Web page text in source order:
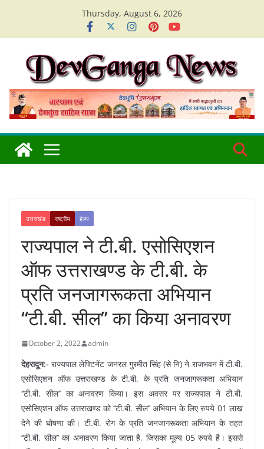
content
Thursday, August 6, 2026
उत्तराखंड राष्ट्रीय हेल्थ
राज्यपाल ने टी.बी. एसोसिएशन
ऑफ उत्तराखण्ड के टी.बी. के
प्रति जनजागरूकता अभियान
‘‘टी.बी. सील’’ का किया अनावरण
October 2, 2022 admin
देहरादून:- राज्यपाल लेफ्टिनेंट जनरल गुरमीत सिंह (से नि) ने राजभवन में टी.बी.
एसोसिएशन ऑफ उत्तराखण्ड के टी.बी. के प्रति जनजागरूकता अभियान
‘‘टी.बी. सील’’ का अनावरण किया। इस अवसर पर राज्यपाल ने टी.बी.
एसोसिएशन ऑफ उत्तराखण्ड को ‘‘टी.बी. सील’’ अभियान के लिए रुपये 01 लाख
देने की घोषणा की। टी.बी. रोग के प्रति जनजागरूकता अभियान के तहत
‘‘टी.बी. सील’’ का अनावरण किया जाता है, जिसका मूल्य 05 रुपये है। इससे